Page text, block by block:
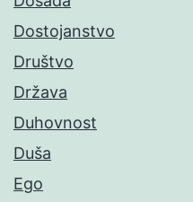
Dostojanstvo
Društvo
Država
Duhovnost
Duša
Ego